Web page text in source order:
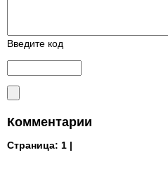
Введите код
Комментарии
Страница: 1 |